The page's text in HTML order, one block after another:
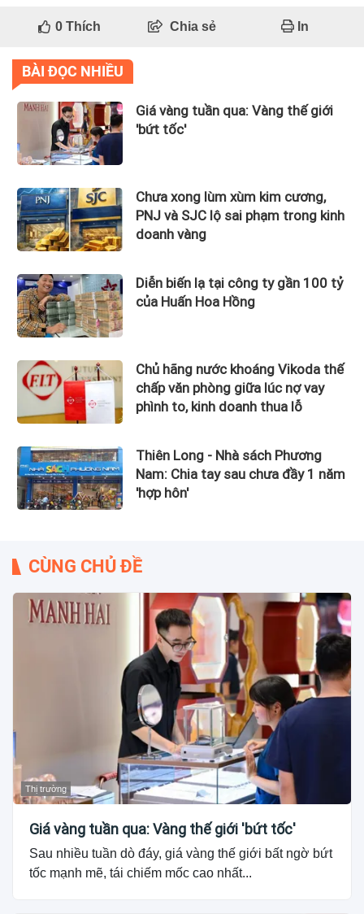
0Thích Chia sẻ In
BÀI ĐỌC NHIỀU
Giá vàng tuần qua: Vàng thế giới
'bứt tốc'
Chưa xong lùm xùm kim cương,
PNJ và SJC lộ sai phạm trong kinh
doanh vàng
Diễn biến lạ tại công ty gần 100 tỷ
của Huấn Hoa Hồng
Chủ hãng nước khoáng Vikoda thế
chấp văn phòng giữa lúc nợ vay
phình to, kinh doanh thua lỗ
Thiên Long - Nhà sách Phương
Nam: Chia tay sau chưa đầy 1 năm
'hợp hôn'
CÙNG CHỦ ĐỀ
Thị trường
Giá vàng tuần qua: Vàng thế giới 'bứt tốc'
Sau nhiều tuần dò đáy, giá vàng thế giới bất ngờ bứt
tốc mạnh mẽ, tái chiếm mốc cao nhất...